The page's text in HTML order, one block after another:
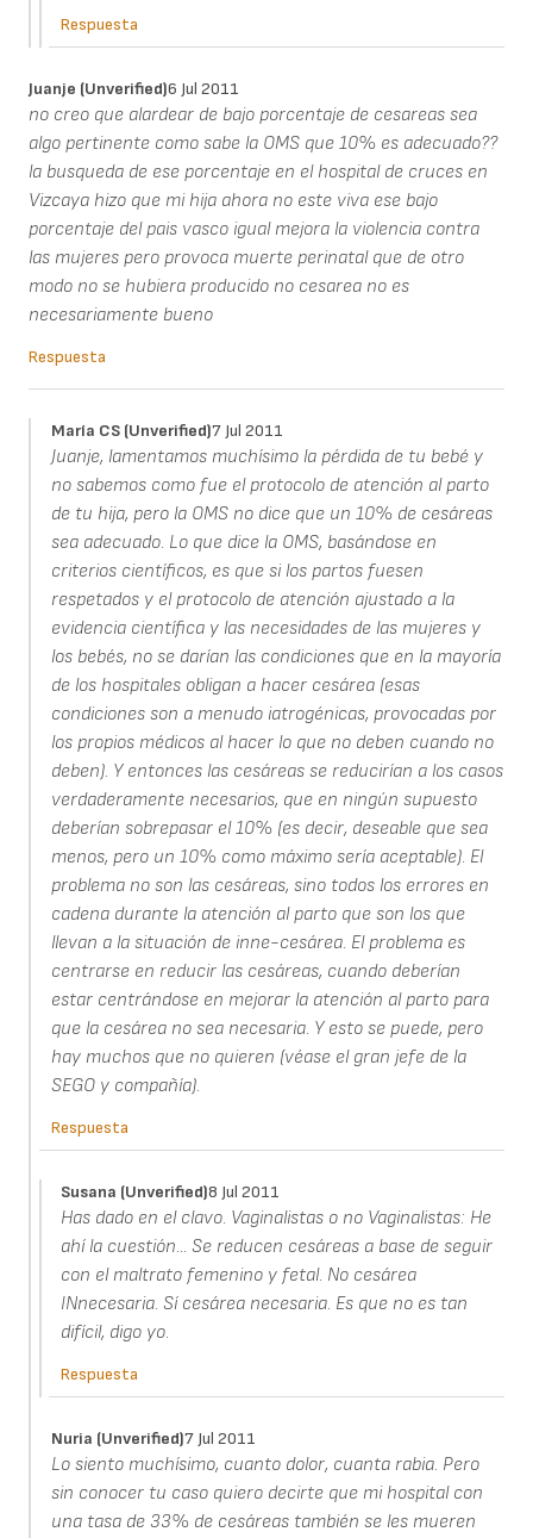
Respuesta
Juanje (unverified)6 Jul 2011
no creo que alardear de bajo porcentaje de cesareas sea
algo pertinente como sabe la OMS que 10% es adecuado??
la busqueda de ese porcentaje en el hospital de cruces en
Vizcaya hizo que mi hija ahora no este viva ese bajo
porcentaje del pais vasco igual mejora la violencia contra
las mujeres pero provoca muerte perinatal que de otro
modo no se hubiera producido no cesarea no es
necesariamente bueno
Respuesta
María CS (unverified)7 Jul 2011
Juanje, lamentamos muchísimo la pérdida de tu bebé y
no sabemos como fue el protocolo de atención al parto
de tu hija, pero la OMS no dice que un 10% de cesáreas
sea adecuado. Lo que dice la OMS, basándose en
criterios científicos, es que si los partos fuesen
respetados y el protocolo de atención ajustado a la
evidencia científica y las necesidades de las mujeres y
los bebés, no se darían las condiciones que en la mayoría
de los hospitales obligan a hacer cesárea (esas
condiciones son a menudo iatrogénicas, provocadas por
los propios médicos al hacer lo que no deben cuando no
deben). Y entonces las cesáreas se reducirían a los casos
verdaderamente necesarios, que en ningún supuesto
deberían sobrepasar el 10% (es decir, deseable que sea
menos, pero un 10% como máximo sería aceptable). El
problema no son las cesáreas, sino todos los errores en
cadena durante la atención al parto que son los que
llevan a la situación de inne-cesárea. El problema es
centrarse en reducir las cesáreas, cuando deberían
estar centrándose en mejorar la atención al parto para
que la cesárea no sea necesaria. Y esto se puede, pero
hay muchos que no quieren (véase el gran jefe de la
SEGO y compañía).
Respuesta
Susana (unverified)8 Jul 2011
Has dado en el clavo. Vaginalistas o no Vaginalistas: He
ahí la cuestión... Se reducen cesáreas a base de seguir
con el maltrato femenino y fetal. No cesárea
INnecesaria. Sí cesárea necesaria. Es que no es tan
difícil, digo yo.
Respuesta
Nuria (unverified)7 Jul 2011
Lo siento muchísimo, cuanto dolor, cuanta rabia. Pero
sin conocer tu caso quiero decirte que mi hospital con
una tasa de 33% de cesáreas también se les mueren